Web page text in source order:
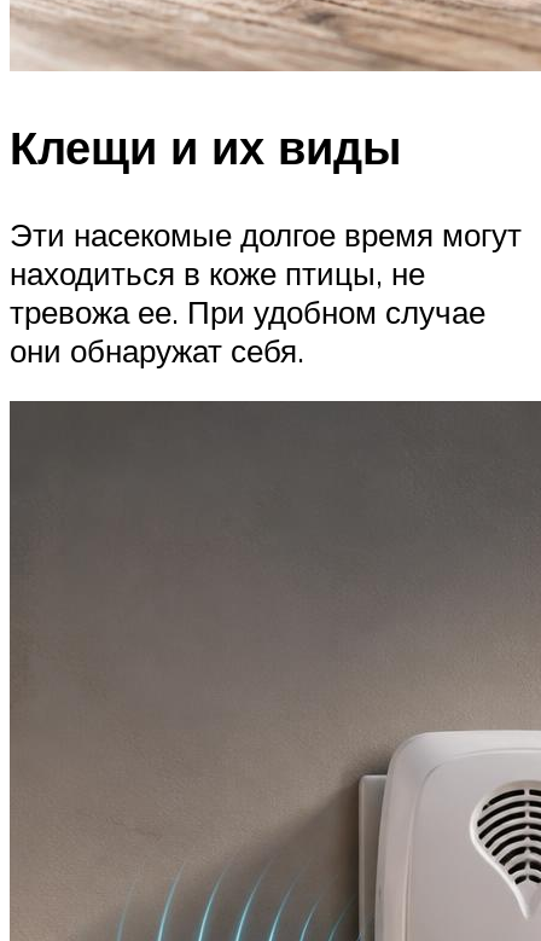
Клещи и их виды
Эти насекомые долгое время могут
находиться в коже птицы, не
тревожа ее. При удобном случае
они обнаружат себя.